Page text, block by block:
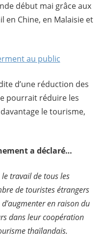
début mai grâce aux
en Chine, en Malaisie et
au public
d’une réduction des
pourrait réduire les
le tourisme,
a déclaré…
travail de tous les
de touristes étrangers
en raison du
dans leur coopération
thaïlandais.